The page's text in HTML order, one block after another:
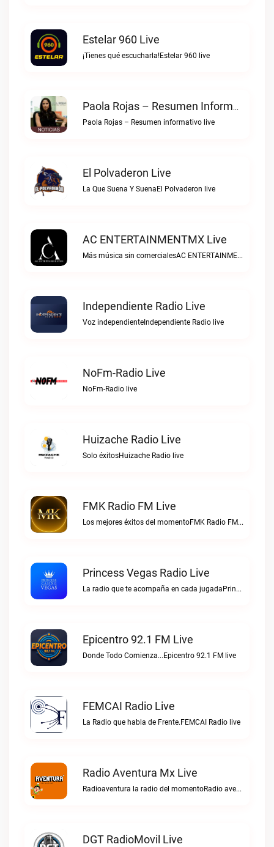
Estelar 960 Live
¡Tienes qué escucharla!Estelar 960 live
Paola Rojas – Resumen Informativo Live
Paola Rojas – Resumen informativo live
El Polvaderon Live
La Que Suena Y SuenaEl Polvaderon live
AC ENTERTAINMENTMX Live
Más música sin comercialesAC ENTERTAINMENTMX live
Independiente Radio Live
Voz independienteIndependiente Radio live
NoFm-Radio Live
NoFm-Radio live
Huizache Radio Live
Solo éxitosHuizache Radio live
FMK Radio FM Live
Los mejores éxitos del momentoFMK Radio FM live
Princess Vegas Radio Live
La radio que te acompaña en cada jugadaPrincess Vegas Radio live
Epicentro 92.1 FM Live
Donde Todo Comienza...Epicentro 92.1 FM live
FEMCAI Radio Live
La Radio que habla de Frente.FEMCAI Radio live
Radio Aventura Mx Live
Radioaventura la radio del momentoRadio aventura mx live
DGT RadioMovil Live